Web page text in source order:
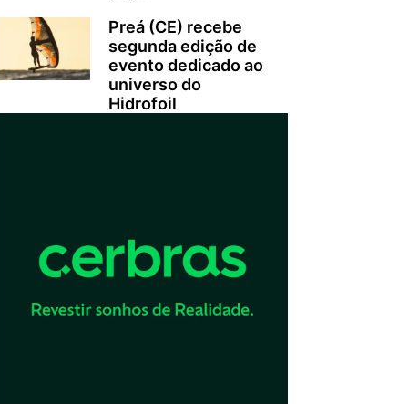
Preá (CE) recebe
segunda edição de
evento dedicado ao
universo do
Hidrofoil